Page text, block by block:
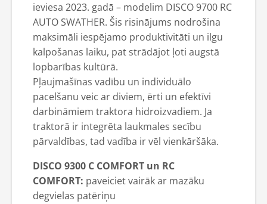
ieviesa 2023. gadā – modelim DISCO 9700 RC
AUTO SWATHER. Šis risinājums nodrošina
maksimāli iespējamo produktivitāti un ilgu
kalpošanas laiku, pat strādājot ļoti augstā
lopbarības kultūrā.
Pļaujmašīnas vadību un individuālo
pacelšanu veic ar diviem, ērti un efektīvi
darbināmiem traktora hidroizvadiem. Ja
traktorā ir integrēta laukmales secību
pārvaldības, tad vadība ir vēl vienkāršāka.
DISCO 9300 C COMFORT un RC
COMFORT: paveiciet vairāk ar mazāku
degvielas patēriņu